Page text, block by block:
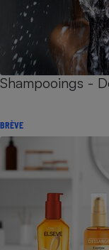
Shampooings -
BRÈVE